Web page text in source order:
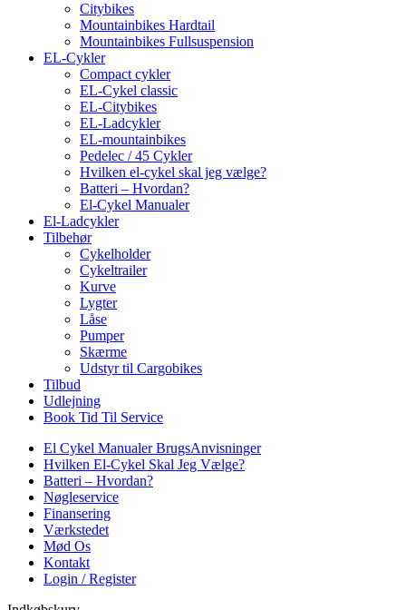
Citybikes
Mountainbikes Hardtail
Mountainbikes Fullsuspension
EL-Cykler
Compact cykler
EL-Cykel classic
EL-Citybikes
EL-Ladcykler
EL-mountainbikes
Pedelec / 45 Cykler
Hvilken el-cykel skal jeg vælge?
Batteri – Hvordan?
El-Cykel Manualer
El-Ladcykler
Tilbehør
Cykelholder
Cykeltrailer
Kurve
Lygter
Låse
Pumper
Skærme
Udstyr til Cargobikes
Tilbud
Udlejning
Book Tid Til Service
El Cykel Manualer BrugsAnvisninger
Hvilken El-Cykel Skal Jeg Vælge?
Batteri – Hvordan?
Nøgleservice
Finansering
Værkstedet
Mød Os
Kontakt
Login / Register